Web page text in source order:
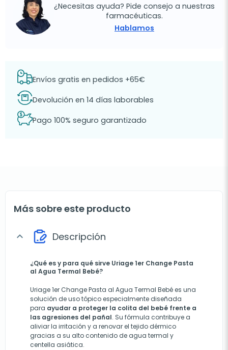
¿Necesitas ayuda? Pide consejo a nuestras
farmacéuticas.
Hablamos
Envíos gratis en pedidos +65€
Devolución en 14 días laborables
Pago 100% seguro garantizado
Más sobre este producto
expand_more Descripción
¿Qué es y para qué sirve Uriage 1er Change Pasta
al Agua Termal Bebé?
Uriage 1er Change Pasta al Agua Termal Bebé es una
solución de uso tópico especialmente diseñada
para ayudar a proteger la colita del bebé frente a
las agresiones del pañal. Su fórmula contribuye a
aliviar la irritación y a renovar el tejido dérmico
gracias a su alto contenido de agua termal y
centella asiática.